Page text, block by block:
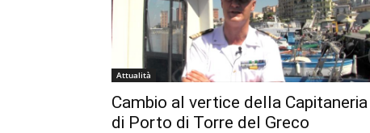
Attualità
Cambio al vertice della Capitaneria
di Porto di Torre del Greco